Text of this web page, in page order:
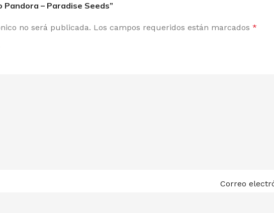
– Paradise Seeds”
no será publicada. Los campos requeridos están marcados *
Correo